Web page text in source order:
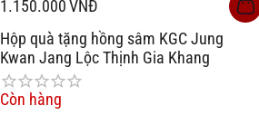
1.150.000VNĐ
Hộp quà tặng hồng sâm KGC Jung
Kwan Jang Lộc Thịnh Gia Khang
Còn hàng